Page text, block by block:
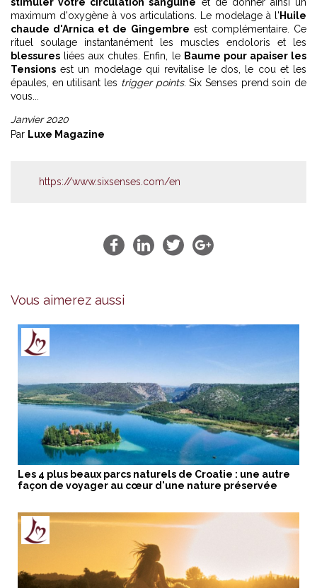
stimuler votre circulation sanguine et de donner ainsi un
maximum d'oxygène à vos articulations. Le modelage à l' Huile
chaude d'Arnica et de Gingembre est complémentaire. Ce
rituel soulage instantanément les muscles endoloris et les
blessures liées aux chutes. Enfin, le Baume pour apaiser les
Tensions est un modelage qui revitalise le dos, le cou et les
épaules, en utilisant les trigger points. Six Senses prend soin de
vous...
Janvier 2020
Par Luxe Magazine
https://www.sixsenses.com/en
Vous aimerez aussi
Les 4 plus beaux parcs naturels de Croatie : une autre
façon de voyager au cœur d'une nature préservée